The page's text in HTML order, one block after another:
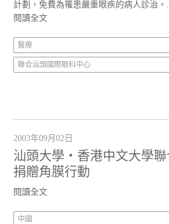
計劃，免費為罹患嚴重眼疾的病人診治。
閱讀全文
醫療
聯合汕頭國際眼科中心
2003年09月02日
汕頭大學‧香港中文大學
捐贈角膜行動
閱讀全文
中國